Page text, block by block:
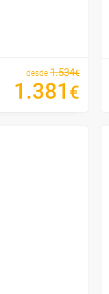
desde 1.534€
1 .381 €